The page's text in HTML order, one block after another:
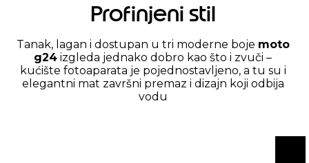
Profinjeni stil
Tanak, lagan i dostupan u tri moderne boje moto
g24 izgleda jednako dobro kao što i zvuči –
kućište fotoaparata je pojednostavljeno, a tu su i
elegantni mat završni premaz i dizajn koji odbija
vodu